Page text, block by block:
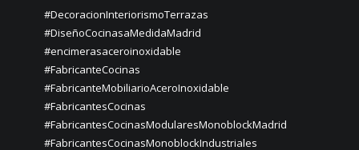
#DecoracionInteriorismoTerrazas
#DiseñoCocinasaMedidaMadrid
#encimerasaceroinoxidable
#FabricanteCocinas
#FabricanteMobiliarioAceroInoxidable
#FabricantesCocinas
#FabricantesCocinasModularesMonoblockMadrid
#FabricantesCocinasMonoblockIndustriales